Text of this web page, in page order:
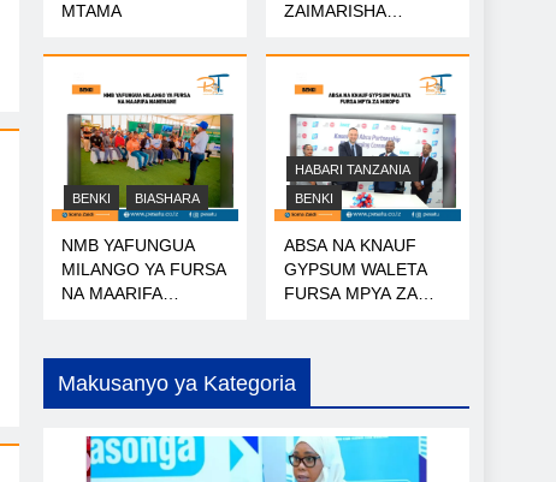
MTAMA
ZAIMARISHA
NISHATI
BENKI BIASHARA
NMB YAFUNGUA
MILANGO YA FURSA
NA MAARIFA
HABARI TANZANIA
BENKI
ABSA NA KNAUF
GYPSUM WALETA
FURSA MPYA ZA
Makusanyo ya Kategoria